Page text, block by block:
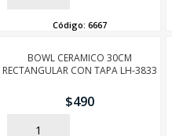
Código:6667
BOWL CERAMICO 30CM
RECTANGULAR CON TAPA LH-3833
$490
AÑADIR